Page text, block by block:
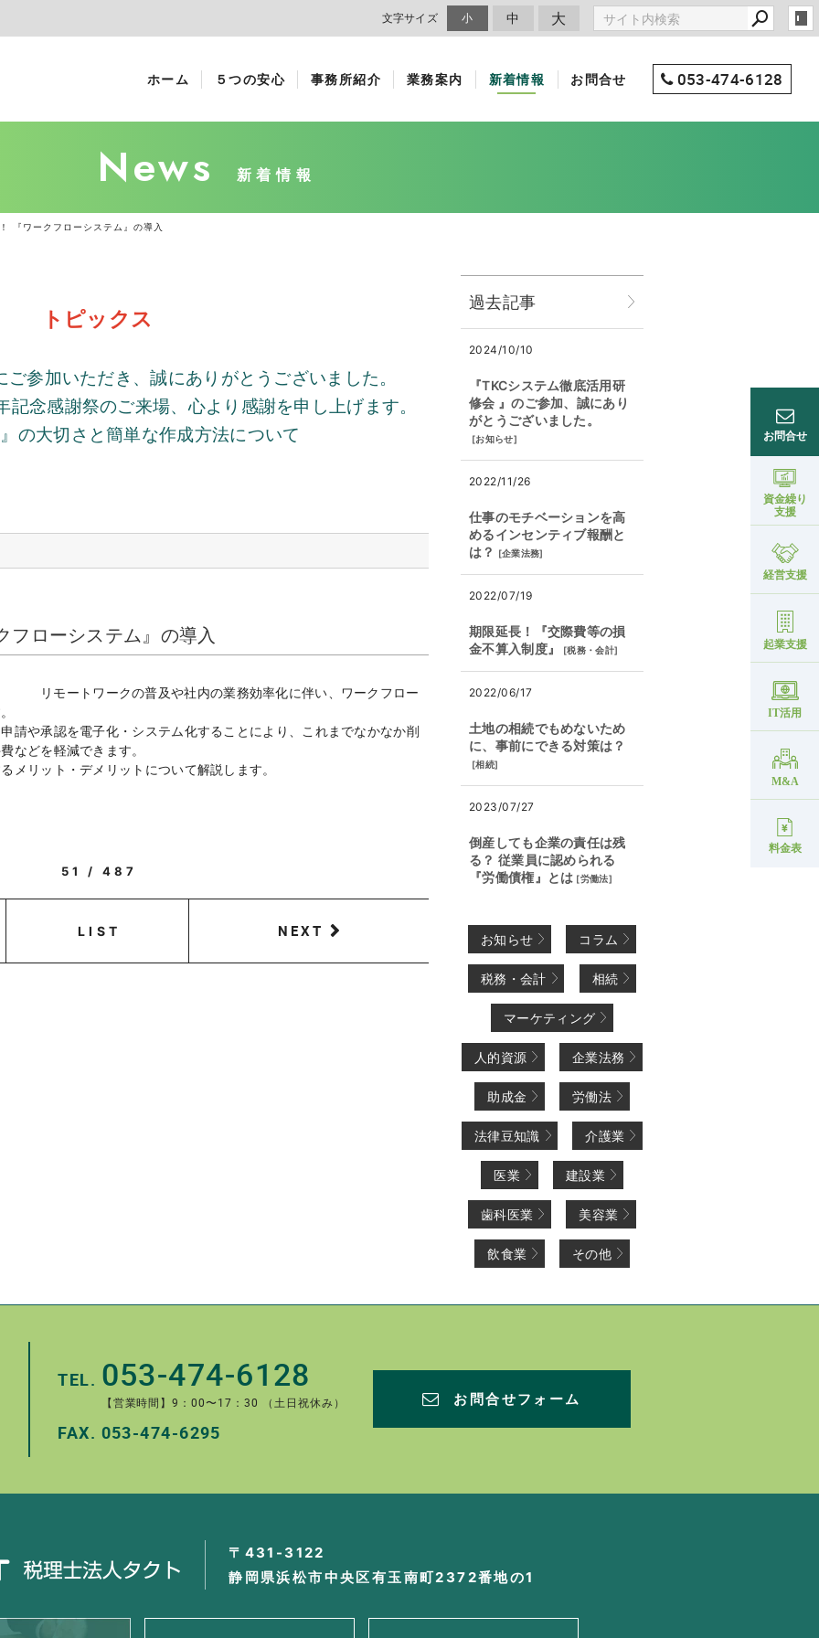
文字サイズ 小 中 大
ホーム ５つの安心 事務所紹介 業務案内 新着情報 お問合せ 053-474-6128
お問合せ
資金繰り
支援
経営支援
起業支援
IT活用
M&A
料金表
News 新着情報
『ワークフローシステム』の導入
トピックス
参加いただき、誠にありがとうございました。
記念感謝祭のご来場、心より感謝を申し上げます。
の大切さと簡単な作成方法について
フローシステム』の導入
リモートワークの普及や社内の業務効率化に伴い、ワークフロー
請や承認を電子化・システム化することにより、これまでなかなか削
などを軽減できます。
メリット・デメリットについて解説します。
51 / 487
LIST NEXT
過去記事
2024/10/10
『TKCシステム徹底活用研
修会 』のご参加、誠にあり
がとうございました。
[お知らせ]
2022/11/26
仕事のモチベーションを高
めるインセンティブ報酬と
は？
[企業法務]
2022/07/19
期限延長！『交際費等の損
金不算入制度』
[税務・会計]
2022/06/17
土地の相続でもめないため
に、事前にできる対策は？
[相続]
2023/07/27
倒産しても企業の責任は残
る？ 従業員に認められる
『労働債権』とは [労働法]
お知らせ コラム
税務・会計 相続
マーケティング
人的資源 企業法務
助成金 労働法
法律豆知識 介護業
医業 建設業
歯科医業 美容業
飲食業 その他
TEL. 053-474-6128
【営業時間】9：00〜17：30 （土日祝休み）
FAX. 053-474-6295
お問合せフォーム
〒431-3122
静岡県浜松市中央区有玉南町2372番地の1